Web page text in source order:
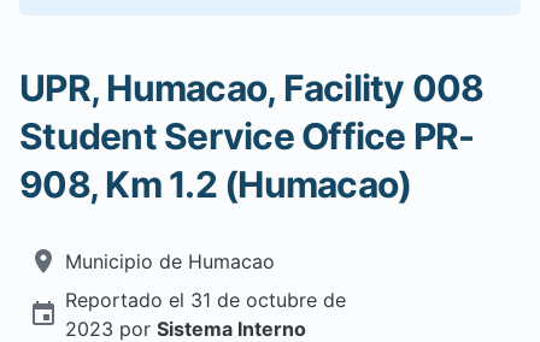
UPR, Humacao, Facility 008
Student Service Office PR-
908, Km 1.2 (Humacao)
Municipio de Humacao
Reportado el 31 de octubre de
2023 por Sistema Interno